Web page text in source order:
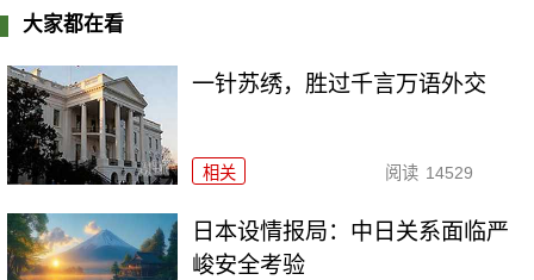
大家都在看
一针苏绣，胜过千言万语外交
相关 阅读 14529
日本设情报局：中日关系面临严
峻安全考验